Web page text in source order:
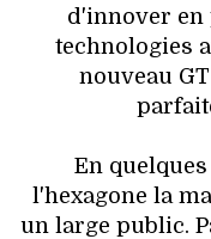
d'innover en
technologies
nouveau
En
l'hexagone la
un large public.